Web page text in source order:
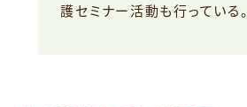
護セミナー活動も行っている。